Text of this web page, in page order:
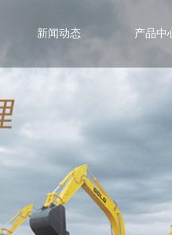
新闻动态 产品中